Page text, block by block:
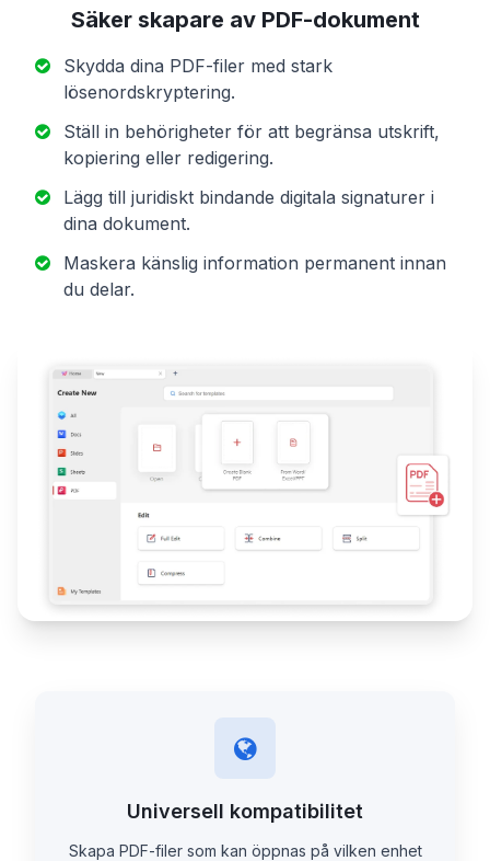
Säker skapare av PDF-dokument
Skydda dina PDF-filer med stark
lösenordskryptering.
Ställ in behörigheter för att begränsa utskrift,
kopiering eller redigering.
Lägg till juridiskt bindande digitala signaturer i
dina dokument.
Maskera känslig information permanent innan
du delar.
Universell kompatibilitet
Skapa PDF-filer som kan öppnas på vilken enhet